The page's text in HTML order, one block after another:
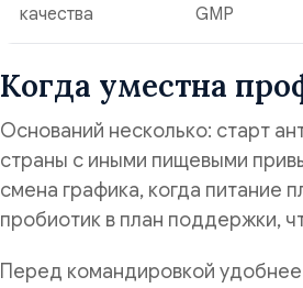
качества
GMP
Когда уместна
Оснований несколько: старт
страны с иными пищевыми
смена графика, когда питание
пробиотик в план поддержки,
Перед командировкой удобнее